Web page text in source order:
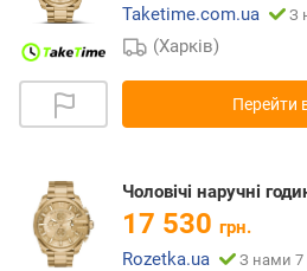
Taketime.com.ua
З
(Харків)
Перейти
Чоловічі наручні
17 530 грн.
Rozetka.ua
З нами 7